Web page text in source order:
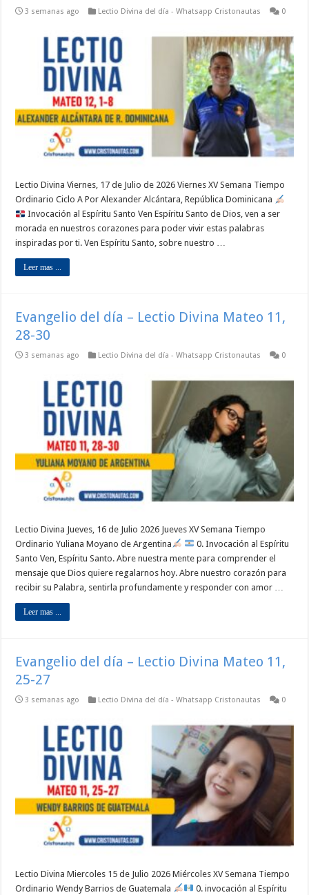
3 semanas ago Lectio Divina del día - Whatsapp Cristonautas 0
Lectio Divina Viernes, 17 de Julio de 2026 Viernes XV Semana Tiempo
Ordinario Ciclo A Por Alexander Alcántara, República Dominicana
Invocación al Espíritu Santo Ven Espíritu Santo de Dios, ven a ser
morada en nuestros corazones para poder vivir estas palabras
inspiradas por ti. Ven Espíritu Santo, sobre nuestro …
Leer mas ...
Evangelio del día – Lectio Divina Mateo 11,
28-30
3 semanas ago Lectio Divina del día - Whatsapp Cristonautas 0
Lectio Divina Jueves, 16 de Julio 2026 Jueves XV Semana Tiempo
Ordinario Yuliana Moyano de Argentina
0. Invocación al Espíritu
Santo Ven, Espíritu Santo. Abre nuestra mente para comprender el
mensaje que Dios quiere regalarnos hoy. Abre nuestro corazón para
recibir su Palabra, sentirla profundamente y responder con amor …
Leer mas ...
Evangelio del día – Lectio Divina Mateo 11,
25-27
3 semanas ago Lectio Divina del día - Whatsapp Cristonautas 0
Lectio Divina Miercoles 15 de Julio 2026 Miércoles XV Semana Tiempo
Ordinario Wendy Barrios de Guatemala
0. invocación al Espíritu